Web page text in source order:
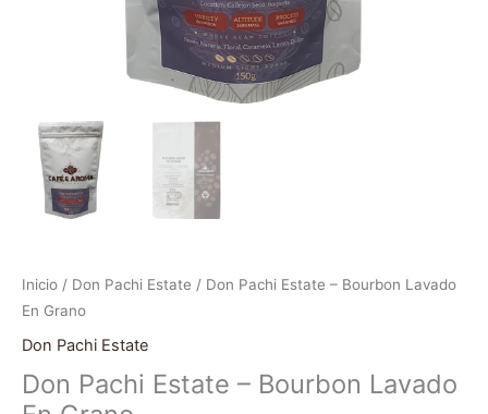
Inicio / Don Pachi Estate / Don Pachi Estate – Bourbon Lavado
En Grano
Don Pachi Estate
Don Pachi Estate – Bourbon Lavado